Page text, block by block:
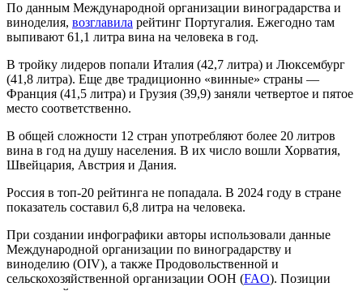
По данным Международной организации виноградарства и
виноделия, возглавила рейтинг Португалия. Ежегодно там
выпивают 61,1 литра вина на человека в год.
В тройку лидеров попали Италия (42,7 литра) и Люксембург
(41,8 литра). Еще две традиционно «винные» страны —
Франция (41,5 литра) и Грузия (39,9) заняли четвертое и пятое
место соответственно.
В общей сложности 12 стран употребляют более 20 литров
вина в год на душу населения. В их число вошли Хорватия,
Швейцария, Австрия и Дания.
Россия в топ-20 рейтинга не попадала. В 2024 году в стране
показатель составил 6,8 литра на человека.
При создании инфографики авторы использовали данные
Международной организации по виноградарству и
виноделию (OIV), а также Продовольственной и
сельскохозяйственной организации ООН (FAO). Позиции